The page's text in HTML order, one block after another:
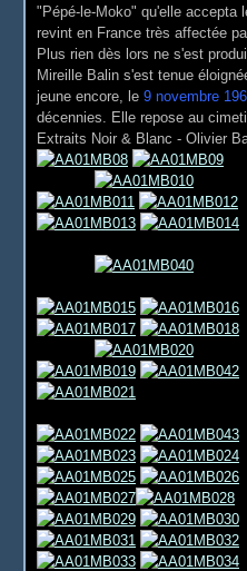
"Pépé-le-Moko" qu'elle accepta
revint en France très affectée
Plus rien dès lors ne s'est
Mireille Balin s'est tenue
jeune encore, le 9 novembre
décennies. Elle repose au
Extraits Noir & Blanc - Olivier